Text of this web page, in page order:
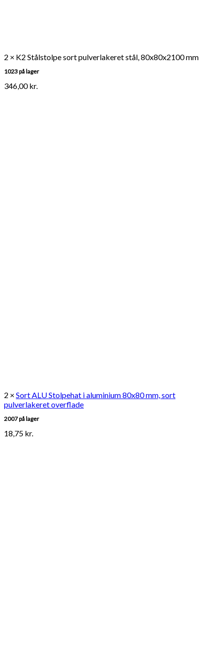
2 × K2 Stålstolpe sort pulverlakeret stål, 80x80x2100 mm
1023 på lager
346,00kr.
2 × Sort ALU Stolpehat i aluminium 80x80 mm, sort
pulverlakeret overflade
2007 på lager
18,75 kr.